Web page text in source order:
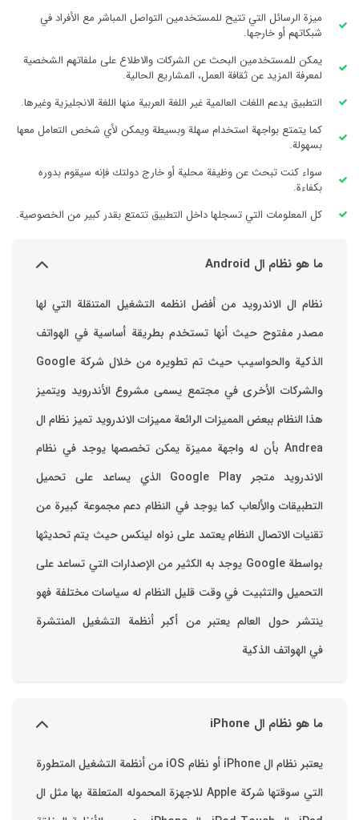
ميزة الرسائل التي تتيح للمستخدمين التواصل المباشر مع الأفراد في
شبكاتهم أو خارجها.
يمكن للمستخدمين البحث عن الشركات والاطلاع على ملفاتهم الشخصية
لمعرفة المزيد عن ثقافة العمل، المشاريع الحالية.
التطبيق يدعم اللغات العالمية غير اللغة العربية منها اللغة الانجليزية وغيرها.
كما يتمتع بواجهة استخدام سهلة وبسيطة ويمكن لأي شخص التعامل معها
بسهولة.
سواء كنت تبحث عن وظيفة محلية أو خارج دولتك فإنه سيقوم بدوره
بكفاءة.
كل المعلومات التي تسجلها داخل التطبيق تتمتع بقدر كبير من الخصوصية.
ما هو نظام ال Android
نظام ال الاندرويد من أفضل انظمه التشغيل المتنقلة التي لها
مصدر مفتوح حيث أنها تستخدم بطريقة أساسية في الهواتف
والشركات الأخرى في مجتمع يسمى مشروع الأندرويد ويتميز
هذا النظام ببعض المميزات الرائعة ‏مميزات الاندرويد ‏تميز نظام ال
Andrea بأن له واجهة مميزة يمكن تخصصها ‏يوجد في نظام
الاندرويد متجر Google Play الذي يساعد على تحميل
التطبيقات والألعاب ‏كما يوجد في النظام دعم مجموعة كبيرة من
تقنيات الاتصال ‏النظام يعتمد على نواه لينكس حيث يتم تحديثها
بواسطة ‫Google‬ ‏يوجد به الكثير من الإصدارات التي تساعد على
التحميل والتثبيت في وقت قليل ‏النظام له سياسات مختلفة فهو
ينتشر حول العالم يعتبر من أكبر أنظمة التشغيل المنتشرة
في الهواتف الذكية
ما هو نظام ال iPhone
يعتبر نظام ال iPhone أو نظام iOS من أنظمة التشغيل المتطورة
التي سوقتها شركة Apple للاجهزة المحموله المتعلقة بها مثل ال